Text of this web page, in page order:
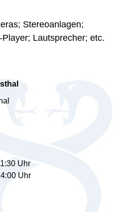
Stereoanlagen;
Lautsprecher; etc.
Uhr
Uhr